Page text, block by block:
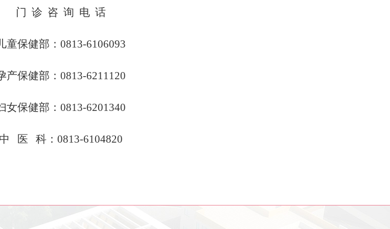
门 诊 咨 询 电 话
童保健部： 0813-6106093
产保健部： 0813-6211120
女保健部： 0813-6201340
中 医 科：0813-6104820